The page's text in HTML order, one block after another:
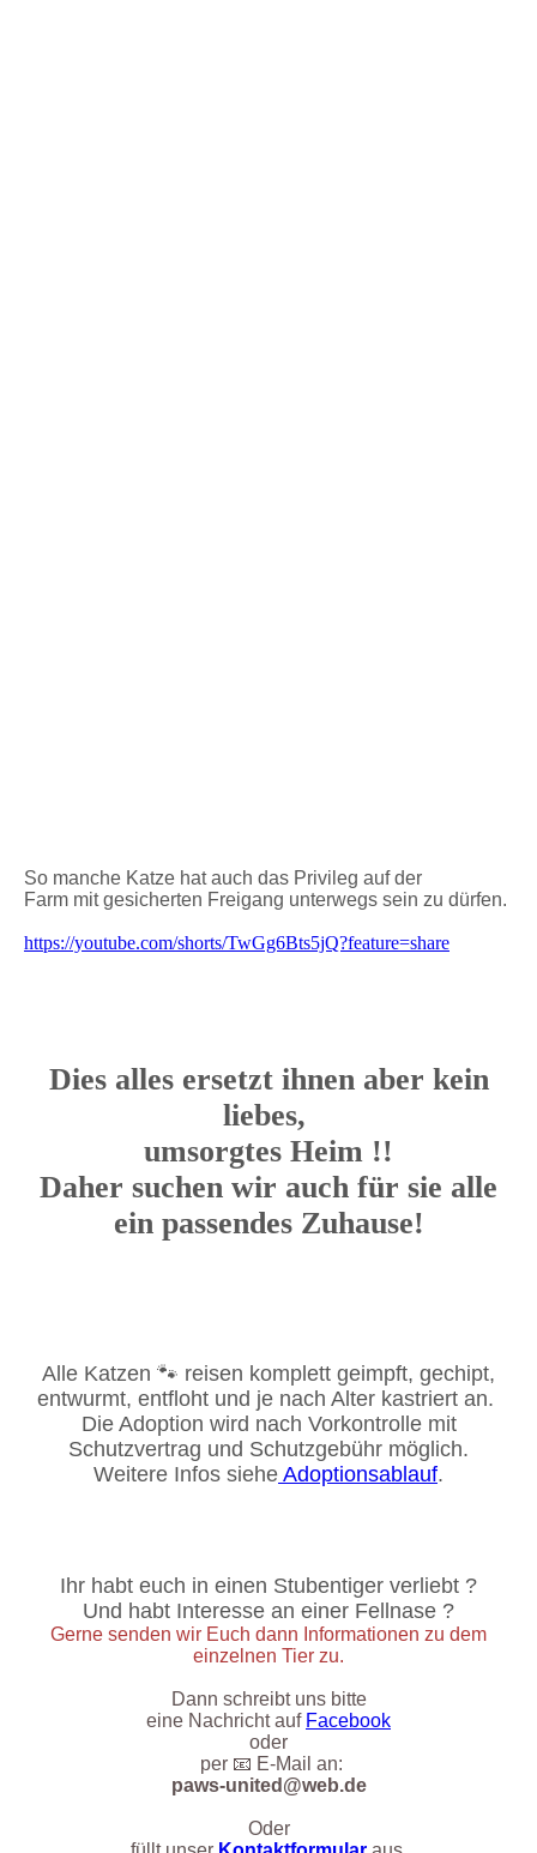
So manche Katze hat auch das Privileg auf der
Farm mit gesicherten Freigang unterwegs sein zu dürfen.
https://youtube.com/shorts/TwGg6Bts5jQ?feature=share
Dies alles ersetzt ihnen aber kein
liebes,
umsorgtes Heim !!
Daher suchen wir auch für sie alle
ein passendes Zuhause!
Alle Katzen 🐾 reisen komplett geimpft, gechipt,
entwurmt, entfloht und je nach Alter kastriert an.
Die Adoption wird nach Vorkontrolle mit
Schutzvertrag und Schutzgebühr möglich.
Weitere Infos siehe Adoptionsablauf.
Ihr habt euch in einen Stubentiger verliebt ?
Und habt Interesse an einer Fellnase ?
Gerne senden wir Euch dann Informationen zu dem
einzelnen Tier zu.
Dann schreibt uns bitte
eine Nachricht auf Facebook
oder
per 📧 E-Mail an:
paws-united@web.de
Oder